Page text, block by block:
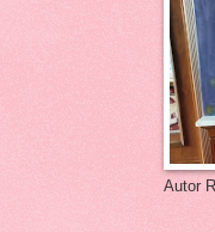
Autor